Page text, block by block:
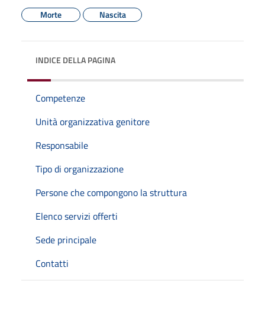
Morte
Nascita
INDICE DELLA PAGINA
Competenze
Unità organizzativa genitore
Responsabile
Tipo di organizzazione
Persone che compongono la struttura
Elenco servizi offerti
Sede principale
Contatti